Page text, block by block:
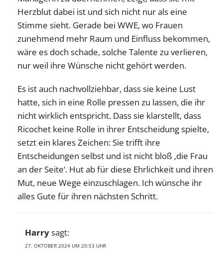
Herzblut dabei ist und sich nicht nur als eine
Stimme sieht. Gerade bei WWE, wo Frauen
zunehmend mehr Raum und Einfluss bekommen,
wäre es doch schade, solche Talente zu verlieren,
nur weil ihre Wünsche nicht gehört werden.
Es ist auch nachvollziehbar, dass sie keine Lust
hatte, sich in eine Rolle pressen zu lassen, die ihr
nicht wirklich entspricht. Dass sie klarstellt, dass
Ricochet keine Rolle in ihrer Entscheidung spielte,
setzt ein klares Zeichen: Sie trifft ihre
Entscheidungen selbst und ist nicht bloß ‚die Frau
an der Seite‘. Hut ab für diese Ehrlichkeit und ihren
Mut, neue Wege einzuschlagen. Ich wünsche ihr
alles Gute für ihren nächsten Schritt.
Harrysagt:
27. OKTOBER 2024 UM 20:53 UHR